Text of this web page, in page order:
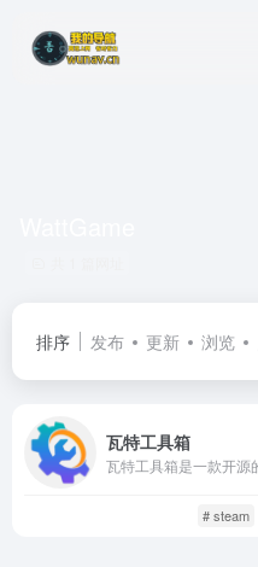
排序 发布 更新 浏览
瓦特工具箱
# steam